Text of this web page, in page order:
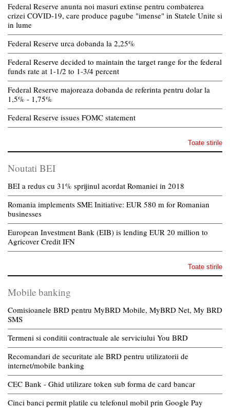
Federal Reserve anunta noi masuri extinse pentru combaterea
crizei COVID-19, care produce pagube "imense" in Statele Unite si
in lume
Federal Reserve urca dobanda la 2,25%
Federal Reserve decided to maintain the target range for the federal
funds rate at 1-1/2 to 1-3/4 percent
Federal Reserve majoreaza dobanda de referinta pentru dolar la
1,5% - 1,75%
Federal Reserve issues FOMC statement
Toate stirile
Noutati BEI
BEI a redus cu 31% sprijinul acordat Romaniei in 2018
Romania implements SME Initiative: EUR 580 m for Romanian
businesses
European Investment Bank (EIB) is lending EUR 20 million to
Agricover Credit IFN
Toate stirile
Mobile banking
Comisioanele BRD pentru MyBRD Mobile, MyBRD Net, My BRD
SMS
Termeni si conditii contractuale ale serviciului You BRD
Recomandari de securitate ale BRD pentru utilizatorii de
internet/mobile banking
CEC Bank - Ghid utilizare token sub forma de card bancar
Cinci banci permit platile cu telefonul mobil prin Google Pay